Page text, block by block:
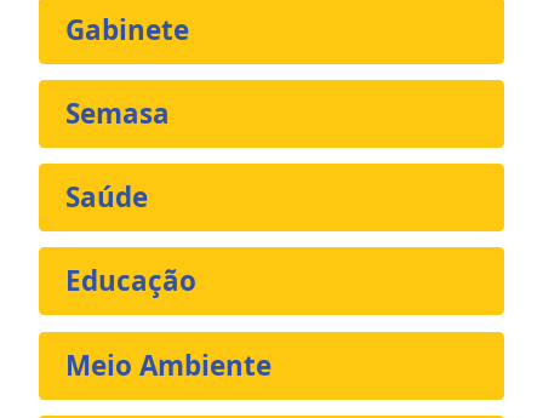
Gabinete
Semasa
Saúde
Educação
Meio Ambiente